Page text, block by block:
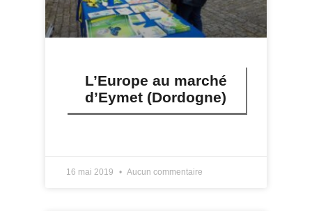
L’Europe au marché
d’Eymet (Dordogne)
16 mai 2019 Aucun commentaire